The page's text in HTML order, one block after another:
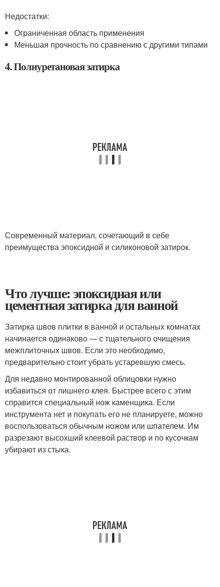
Недостатки:
Ограниченная область применения
Меньшая прочность по сравнению с другими типами
4. Полиуретановая затирка
Современный материал, сочетающий в себе
преимущества эпоксидной и силиконовой затирок.
Что лучше: эпоксидная или
цементная затирка для ванной
Затирка швов плитки в ванной и остальных комнатах
начинается одинаково — с тщательного очищения
межплиточных швов. Если это необходимо,
предварительно стоит убрать устаревшую смесь.
Для недавно монтированной облицовки нужно
избавиться от лишнего клея. Быстрее всего с этим
справится специальный нож каменщика. Если
инструмента нет и покупать его не планируете, можно
воспользоваться обычным ножом или шпателем. Им
разрезают высохший клеевой раствор и по кусочкам
убирают из стыка.